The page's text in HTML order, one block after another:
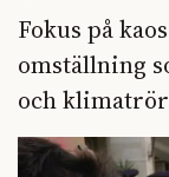
Fokus på
omställning
och